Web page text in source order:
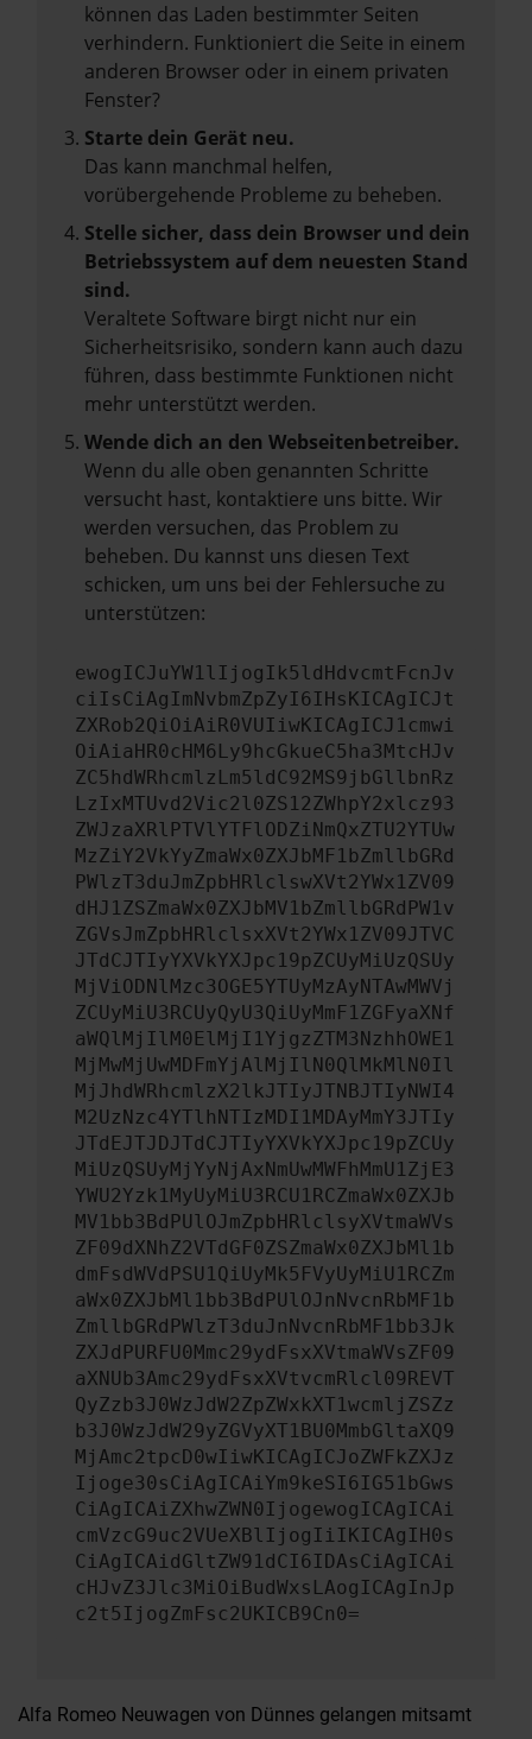
können das Laden bestimmter Seiten
verhindern. Funktioniert die Seite in einem
anderen Browser oder in einem privaten
Fenster?
Starte dein Gerät neu.
Das kann manchmal helfen,
vorübergehende Probleme zu beheben.
Stelle sicher, dass dein Browser und dein
Betriebssystem auf dem neuesten Stand
sind.
Veraltete Software birgt nicht nur ein
Sicherheitsrisiko, sondern kann auch dazu
führen, dass bestimmte Funktionen nicht
mehr unterstützt werden.
Wende dich an den Webseitenbetreiber.
Wenn du alle oben genannten Schritte
versucht hast, kontaktiere uns bitte. Wir
werden versuchen, das Problem zu
beheben. Du kannst uns diesen Text
schicken, um uns bei der Fehlersuche zu
unterstützen:
ewogICJuYW1lIjogIk5ldHdvcmtFcnJv
ciIsCiAgImNvbmZpZyI6IHsKICAgICJt
ZXRob2QiOiAiR0VUIiwKICAgICJ1cmwi
OiAiaHR0cHM6Ly9hcGkueC5ha3MtcHJv
ZC5hdWRhcmlzLm5ldC92MS9jbGllbnRz
LzIxMTUvd2Vic2l0ZS12ZWhpY2xlcz93
ZWJzaXRlPTVlYTFlODZiNmQxZTU2YTUw
MzZiY2VkYyZmaWx0ZXJbMF1bZmllbGRd
PWlzT3duJmZpbHRlclswXVt2YWx1ZV09
dHJ1ZSZmaWx0ZXJbMV1bZmllbGRdPW1v
ZGVsJmZpbHRlclsxXVt2YWx1ZV09JTVC
JTdCJTIyYXVkYXJpc19pZCUyMiUzQSUy
MjViODNlMzc3OGE5YTUyMzAyNTAwMWVj
ZCUyMiU3RCUyQyU3QiUyMmF1ZGFyaXNf
aWQlMjIlM0ElMjI1YjgzZTM3NzhhOWE1
MjMwMjUwMDFmYjAlMjIlN0QlMkMlN0Il
MjJhdWRhcmlzX2lkJTIyJTNBJTIyNWI4
M2UzNzc4YTlhNTIzMDI1MDAyMmY3JTIy
JTdEJTJDJTdCJTIyYXVkYXJpc19pZCUy
MiUzQSUyMjYyNjAxNmUwMWFhMmU1ZjE3
YWU2Yzk1MyUyMiU3RCU1RCZmaWx0ZXJb
MV1bb3BdPUlOJmZpbHRlclsyXVtmaWVs
ZF09dXNhZ2VTdGF0ZSZmaWx0ZXJbMl1b
dmFsdWVdPSU1QiUyMk5FVyUyMiU1RCZm
aWx0ZXJbMl1bb3BdPUlOJnNvcnRbMF1b
ZmllbGRdPWlzT3duJnNvcnRbMF1bb3Jk
ZXJdPURFU0Mmc29ydFsxXVtmaWVsZF09
aXNUb3Amc29ydFsxXVtvcmRlcl09REVT
QyZzb3J0WzJdW2ZpZWxkXT1wcmljZSZz
b3J0WzJdW29yZGVyXT1BU0MmbGltaXQ9
MjAmc2tpcD0wIiwKICAgICJoZWFkZXJz
Ijoge30sCiAgICAiYm9keSI6IG51bGws
CiAgICAiZXhwZWN0IjogewogICAgICAi
cmVzcG9uc2VUeXBlIjogIiIKICAgIH0s
CiAgICAidGltZW91dCI6IDAsCiAgICAi
cHJvZ3Jlc3MiOiBudWxsLAogICAgInJp
c2t5IjogZmFsc2UKICB9Cn0=
Alfa Romeo Neuwagen von Dünnes gelangen mitsamt